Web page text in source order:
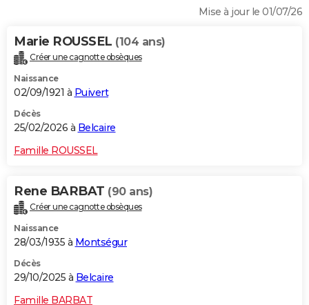
Alimentation
Guide de la santé
Maladies
Médicaments
Sommeil
VOYAGE
Destinations
City break
Voyage nature
Voyage de noces
Forum
Climat
+PHOTO
GUIDES D'ACHAT
Carte de Noël
Carte Bonne année
Carte Saint-Valentin
Carte Pâques
Carte d'anniversaire
DICTIONNAIRE
Dictionnaire
Biographies
Citations
Expressions
Proverbes
PROGRAMME TV
S'inscrire
Se connecter
Lycées
Collèges
Primaires
Universités
Entreprises
Service militaire
Avis de recherche
AVIS DE DÉCÈS
Mise à jour le 01/07/26
Marie ROUSSEL (104 ans)
Créer une cagnotte obsèques
Naissance
02/09/1921 à Puivert
Décès
25/02/2026 à Belcaire
Famille ROUSSEL
Rene BARBAT (90 ans)
Créer une cagnotte obsèques
Naissance
28/03/1935 à Montségur
Décès
29/10/2025 à Belcaire
Famille BARBAT